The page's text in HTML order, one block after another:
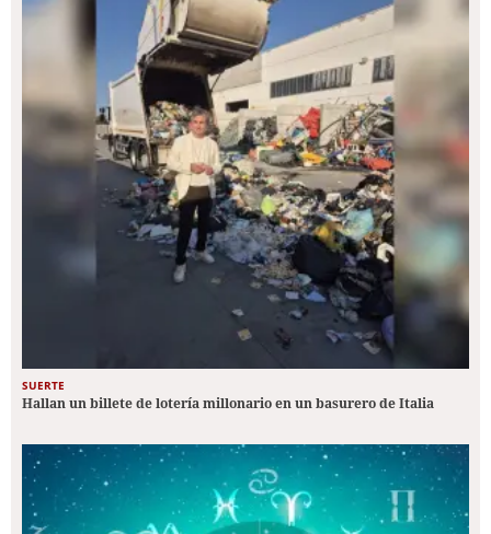
SUERTE
Hallan un billete de lotería millonario en un basurero de Italia